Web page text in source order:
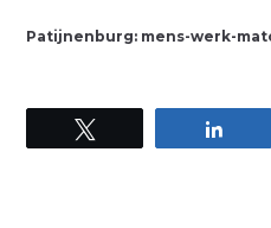
Patijnenburg: mens-werk-